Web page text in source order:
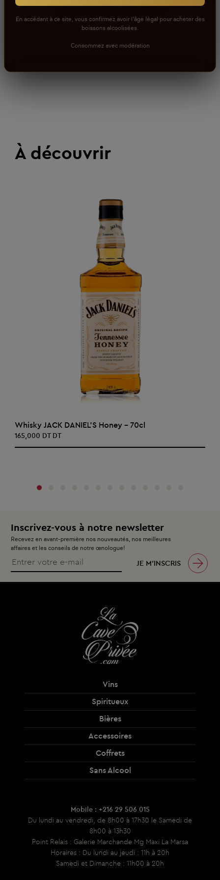
À découvrir
AJOUTER AU PANIER
Whisky JACK DANIEL'S Honey - 70cl
165,000 DT DT
Inscrivez-vous à notre newsletter
Recevez en avant-première nos nouveautés, nos meilleures
affaires et les conseils de notre œnologue!
JE M’INSCRIS
Vins
Spiritueux
Bières
Accessoires
Coffrets
Sans Alcool
Mobile : +216 29 506 015
Du lundi au vendredi, de 8h00 à 17h30 le Samedi de
8h00 à 13h30
Point Relais : Galerie Marchande Mg Maxi La Marsa
Horaires : Du lundi au jeudi : 11h à 20h
Samedi et Dimanche : 11h00 à 20h
En accédant à ce site, vous confirmez avoir l'âge légal pour acheter des
boissons alcoolisées.
Consommez avec modération